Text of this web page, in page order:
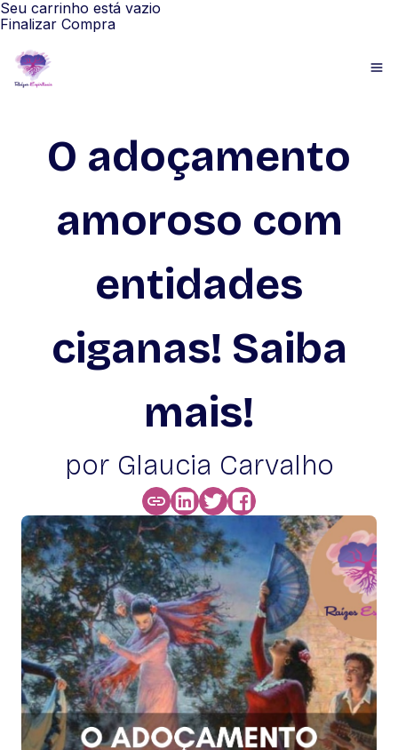
Seu carrinho está vazio
Finalizar Compra
O adoçamento
amoroso com
entidades
ciganas! Saiba
mais!
por Glaucia Carvalho